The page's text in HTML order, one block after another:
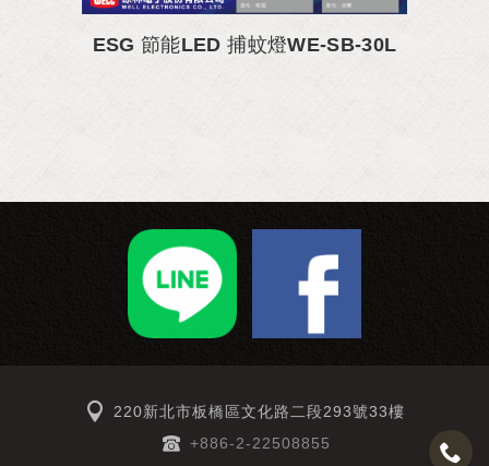
ESG 節能LED 捕蚊燈WE-SB-30L
220新北市板橋區文化路二段293號33樓
+886-2-22508855